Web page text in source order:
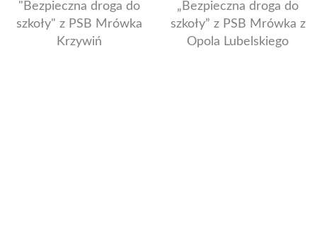
"Bezpieczna droga do
szkoły" z PSB Mrówka
Krzywiń
„Bezpieczna droga do
szkoły” z PSB Mrówka z
Opola Lubelskiego